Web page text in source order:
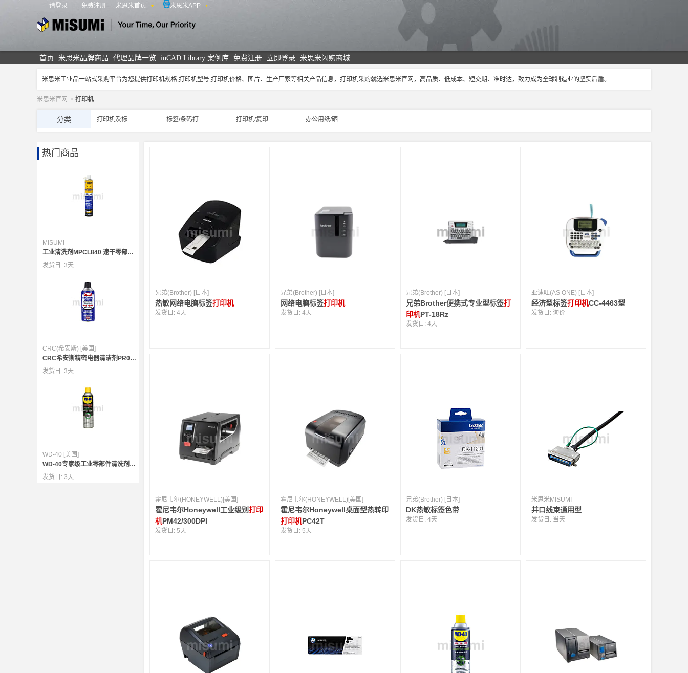
请登录 免费注册 米思米首页 米思米APP
首页 米思米品牌商品 代理品牌一览 inCAD Library 案例库 免费注册 立即登录 米思米闪购商城
米思米工业品一站式采购平台为您提供打印机规格,打印机型号,打印机价格、图片、生产厂家等相关产品信息，打印机采购就选米思米官网，高品质、低成本、短交期、准时达，致力成为全球制造业的坚实后盾。
米思米官网 > 打印机
分类 打印机及标签用品 标签/条码打印机及耗材 打印机/复印机/电话/传真 办公用纸/硒鼓/墨盒
热门商品
MISUMI
工业清洗剂MPCL840 速干零部件 （日本畅销/超大容量/满足VOC标准）
发货日: 3天
CRC(希安斯) [美国]
CRC希安斯精密电器清洁剂PR02016C
发货日: 3天
WD-40 [美国]
WD-40专家级工业零部件清洗剂85324A
发货日: 3天
兄弟(Brother) [日本]
热敏网络电脑标签打印机
发货日:4天
兄弟(Brother) [日本]
网络电脑标签打印机
发货日:4天
兄弟(Brother) [日本]
兄弟Brother便携式专业型标签打
印机PT-18Rz
发货日:4天
亚速旺(AS ONE) [日本]
经济型标签打印机CC-4463型
发货日:询价
霍尼韦尔(HONEYWELL)[美国]
霍尼韦尔Honeywell工业级别打印
机PM42/300DPI
发货日:5天
霍尼韦尔(HONEYWELL)[美国]
霍尼韦尔Honeywell桌面型热转印
打印机PC42T
发货日:5天
兄弟(Brother) [日本]
DK热敏标签色带
发货日:4天
米思米MISUMI
并口线束通用型
发货日: 当天